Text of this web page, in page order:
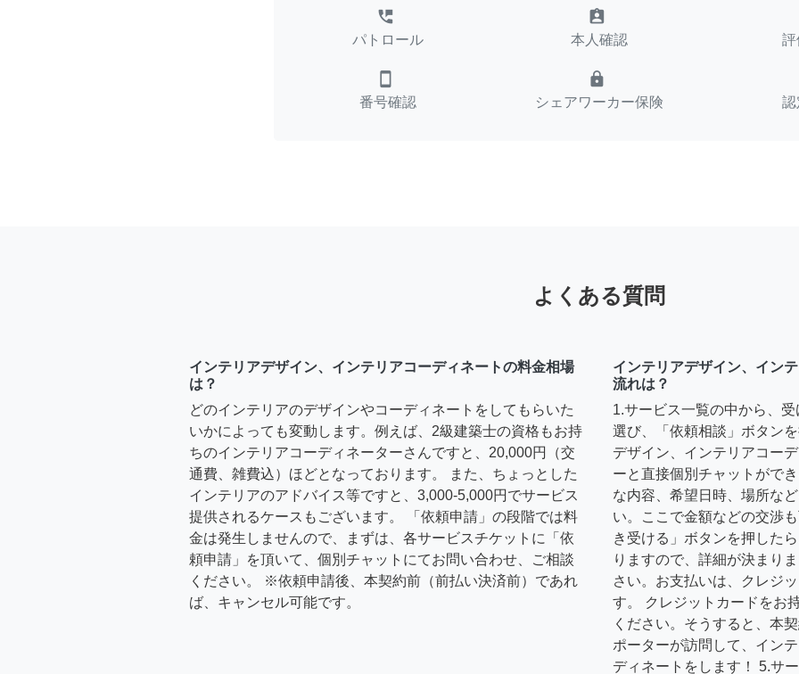
perm_phone_msg
パトロール
assignment_ind
本人確認
smartphone
番号確認
lock
シェアワーカー保険
よくある質問
インテリアデザイン、インテリアコーディネートの料金相場
は？
どのインテリアのデザインやコーディネートをしてもらいた
いかによっても変動します。例えば、2級建築士の資格もお持
ちのインテリアコーディネーターさんですと、20,000円（交
通費、雑費込）ほどとなっております。 また、ちょっとした
インテリアのアドバイス等ですと、3,000-5,000円でサービス
提供されるケースもございます。 「依頼申請」の段階では料
金は発生しませんので、まずは、各サービスチケットに「依
頼申請」を頂いて、個別チャットにてお問い合わせ、ご相談
ください。 ※依頼申請後、本契約前（前払い決済前）であれ
ば、キャンセル可能です。
インテリアデザイン、イン
流れは？
1.サービス一覧の中から、
選び、「依頼相談」ボタン
デザイン、インテリアコー
ーと直接個別チャットがで
な内容、希望日時、場所な
い。ここで金額などの交渉
き受ける」ボタンを押した
りますので、詳細が決まり
さい。お支払いは、クレジ
す。 クレジットカードをお
ください。そうすると、本
ポーターが訪問して、イン
ディネートをします！ 5.サ